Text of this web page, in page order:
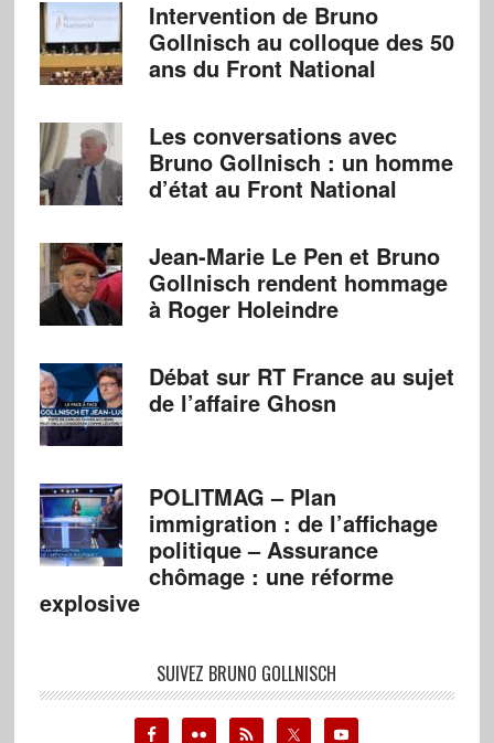
Intervention de Bruno
Gollnisch au colloque des 50
ans du Front National
Les conversations avec
Bruno Gollnisch : un homme
d’état au Front National
Jean-Marie Le Pen et Bruno
Gollnisch rendent hommage
à Roger Holeindre
Débat sur RT France au sujet
de l’affaire Ghosn
POLITMAG – Plan
immigration : de l’affichage
politique – Assurance
chômage : une réforme
explosive
SUIVEZ BRUNO GOLLNISCH